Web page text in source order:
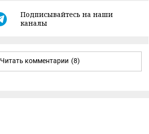
Подписывайтесь на наши
каналы
Читать комментарии (8)